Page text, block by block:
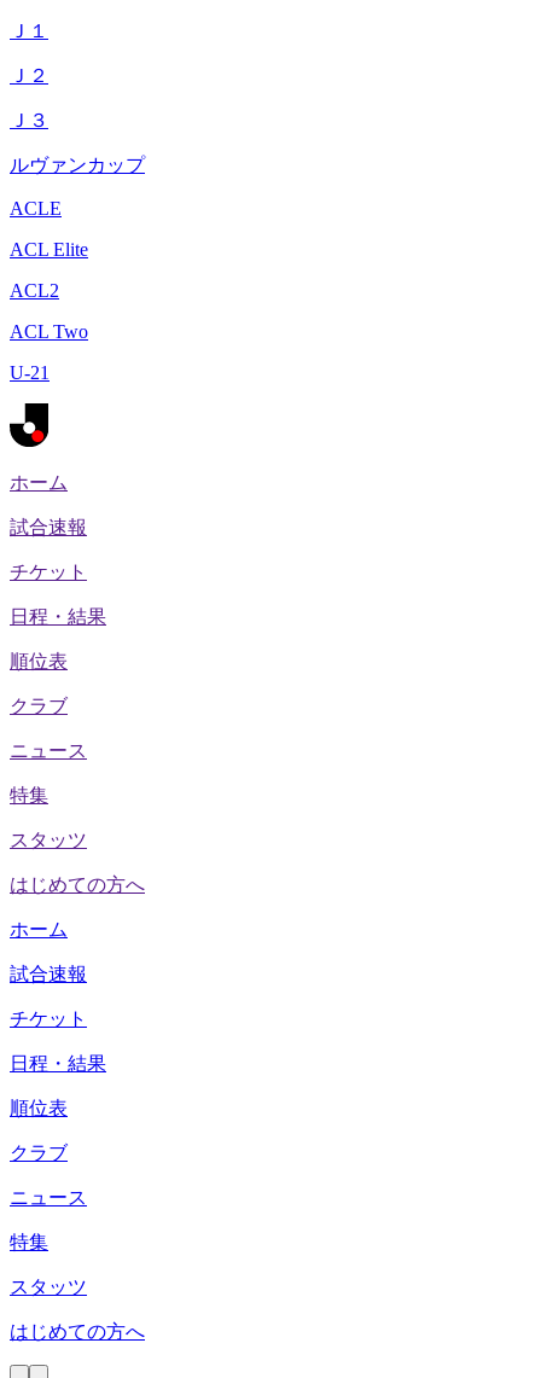
Ｊ１
Ｊ２
Ｊ３
ルヴァンカップ
ACLE
ACL Elite
ACL2
ACL Two
U-21
ホーム
試合速報
チケット
日程・結果
順位表
クラブ
ニュース
特集
スタッツ
はじめての方へ
ホーム
試合速報
チケット
日程・結果
順位表
クラブ
ニュース
特集
スタッツ
はじめての方へ